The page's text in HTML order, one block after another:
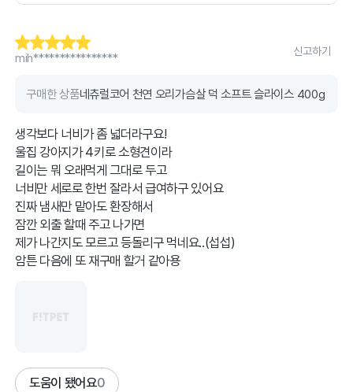
mih****************
신고하기
구매한 상품네츄럴코어 천연 오리가슴살 덕 소프트 슬라이스 400g
생각보다 너비가 좀 넓더라구요!
울집 강아지가 4키로 소형견이라
길이는 뭐 오래먹게 그대로 두고
너비만 세로로 한번 잘라서 급여하구 있어요
진짜 냄새만 맡아도 환장해서
잠깐 외출 할때 주고 나가면
제가 나간지도 모르고 등돌리구 먹네요..(섭섭)
암튼 다음에 또 재구매 할거 같아용
도움이 됐어요0